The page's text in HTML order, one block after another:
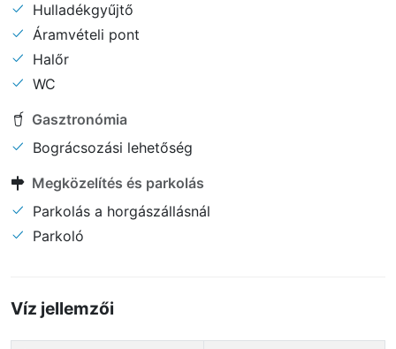
Hulladékgyűjtő
Áramvételi pont
Halőr
WC
Gasztronómia
Bográcsozási lehetőség
Megközelítés és parkolás
Parkolás a horgászállásnál
Parkoló
Víz jellemzői